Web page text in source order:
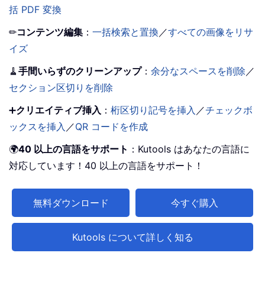
括 PDF 変換
✏コンテンツ編集 ： 一括検索と置換 ／すべての画像をリサ
イズ
🧹 手間いらずのクリーンアップ： 余分なスペースを削除 ／
セクション区切りを削除
➕クリエイティブ挿入 ： 桁区切り記号を挿入 ／チェックボ
ックスを挿入 ／QR コードを作成
🌍40 以上の言語をサポート ：Kutools はあなたの言語に
対応しています！40 以上の言語をサポート！
無料ダウンロード 今すぐ購入
Kutools について詳しく知る